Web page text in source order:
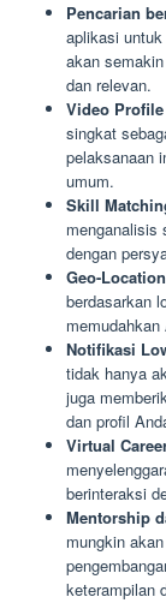
Pencarian
aplikasi
akan
dan relevan.
Video
singkat
pelaksanaan
umum.
Skill
menganalisis
dengan
Geo-
berdasarkan
Notifikasi
tidak hanya
juga
dan profil
Virtual
berinteraksi
Mentorship
mungkin
keterampilan